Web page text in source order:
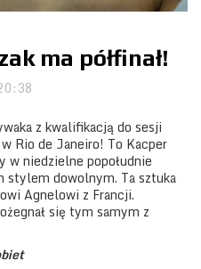
ma półfinał!
z kwalifikacją do sesji
Rio de Janeiro! To Kacper
w niedzielne popołudnie
stylem dowolnym. Ta sztuka
Agnelowi z Francji.
się tym samym z